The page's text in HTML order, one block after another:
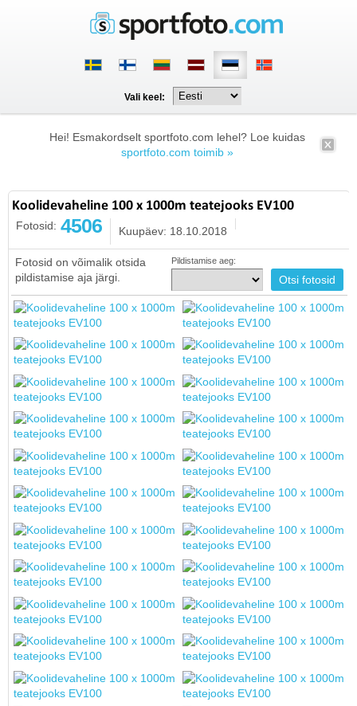
Vali keel:
Hei! Esmakordselt sportfoto.com lehel? Loe kuidas
sportfoto.com toimib »
Koolidevaheline 100 x 1000m teatejooks EV100
Fotosid: 4506 Kuupäev: 18.10.2018
Fotosid on võimalik otsida
pildistamise aja järgi.
Pildistamise aeg: